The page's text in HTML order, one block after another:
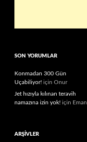
SON YORUMLAR
Konmadan 300 Gün
Uçabiliyor! için Onur
Jet hızıyla kılınan teravih
namazına izin yok! için Eman
ARŞIVLER